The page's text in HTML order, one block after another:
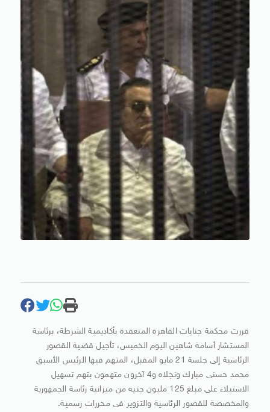
قررت محكمة جنايات القاهرة المنعقدة بأكاديمية الشرطة، برئاسة
المستشار أسامة شاهين اليوم الخميس، تأجيل قضية القصور
الرئاسية إلى جلسة 21 مايو المقبل، المتهم فيها الرئيس الأسبق
محمد حسنى مبارك ونجلاه و4 آخرون متهمون بتهم تسهيل
الاستيلاء على مبلغ 125 مليون جنيه من ميزانية رئاسة الجمهورية
والمخصصة للقصور الرئاسية والتزوير فى محررات رسمية.